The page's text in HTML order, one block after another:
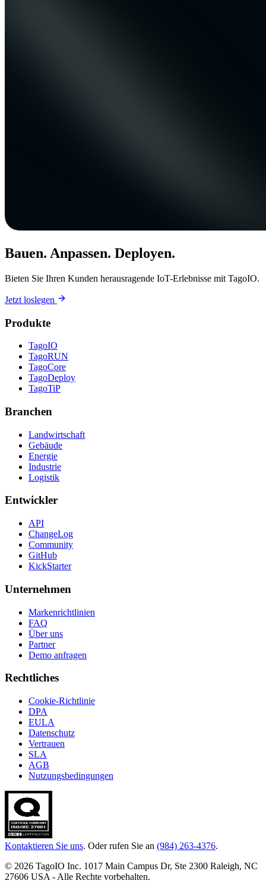
Bauen. Anpassen. Deployen.
Bieten Sie Ihren Kunden herausragende IoT-Erlebnisse mit TagoIO.
Jetzt loslegen
Produkte
TagoIO
TagoRUN
TagoCore
TagoDeploy
TagoTiP
Branchen
Landwirtschaft
Gebäude
Energie
Industrie
Logistik
Entwickler
API
ChangeLog
Community
GitHub
KickStarter
Unternehmen
Markenrichtlinien
FAQ
Über uns
Partner
Demo anfragen
Rechtliches
Cookie-Richtlinie
DPA
EULA
Datenschutz
Vertrauen
SLA
AGB
Nutzungsbedingungen
Kontaktieren Sie uns. Oder rufen Sie an (984) 263-4376.
© 2026 TagoIO Inc. 1017 Main Campus Dr, Ste 2300 Raleigh, NC
27606 USA - Alle Rechte vorbehalten.